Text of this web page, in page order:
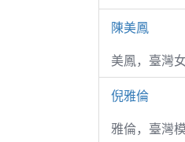
陳美鳳
美鳳，臺灣
倪雅倫
雅倫，臺灣